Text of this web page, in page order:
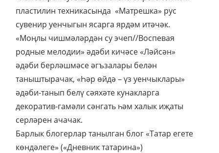
пластилин техникасында «Матрешка» рус
сувенир уенчыгын ясарга ярдәм итәчәк.
«Моңлы чишмәләрдән су эчеп//Воспевая
родные мелодии» әдәби кичәсе «Ләйсән»
әдәби берләшмәсе әгъзалары белән
таныштырачак, «Һәр өйдә – үз уенчыклары»
әдәби-танып белү сәяхәте кунакларга
декоратив-гамәли сәнгать һәм халык иҗаты
серләрен ачачак.
Барлык блогерлар танылган блог «Татар егете
көндәлеге» («Дневник татарина»)